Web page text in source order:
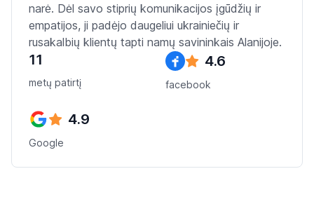
narė. Dėl savo stiprių komunikacijos įgūdžių ir
empatijos, ji padėjo daugeliui ukrainiečių ir
rusakalbių klientų tapti namų savininkais Alanijoje.
11
metų patirtį
4.6
facebook
4.9
Google